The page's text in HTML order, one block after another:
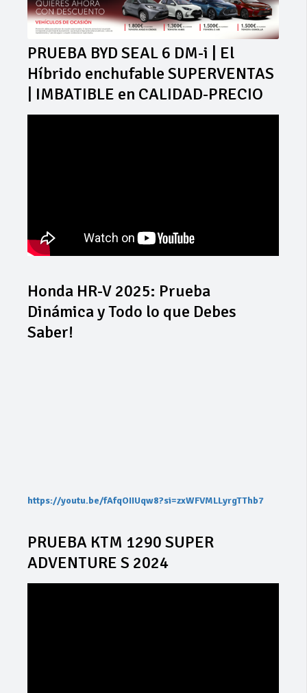
PRUEBA BYD SEAL 6 DM-i | El
Híbrido enchufable SUPERVENTAS
| IMBATIBLE en CALIDAD-PRECIO
Honda HR-V 2025: Prueba
Dinámica y Todo lo que Debes
Saber!
https://youtu.be/fAfqOIIUqw8?si=zxWFVMLLyrgTThb7
PRUEBA KTM 1290 SUPER
ADVENTURE S 2024